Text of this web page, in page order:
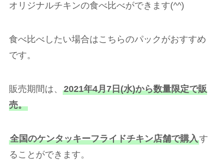
オリジナルチキンの食べ比べができます(^^)
食べ比べしたい場合はこちらのパックがおすすめ
です。
販売期間は、 2021年4月7日(水)から数量限定で販
売。
全国のケンタッキーフライドチキン店舗で購入す
ることができます。